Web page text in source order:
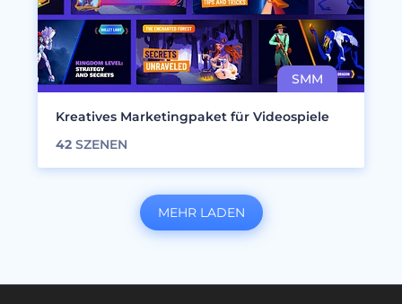
Kreatives Marketingpaket für Videospiele
42 SZENEN
MEHR LADEN